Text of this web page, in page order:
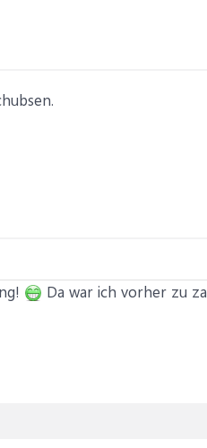
Da war ich vorher zu